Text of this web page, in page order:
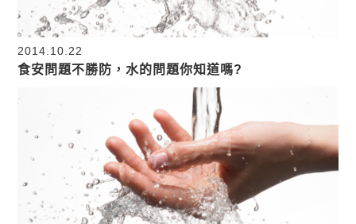
2014.10.22
食安問題不勝防，水的問題你知道嗎?